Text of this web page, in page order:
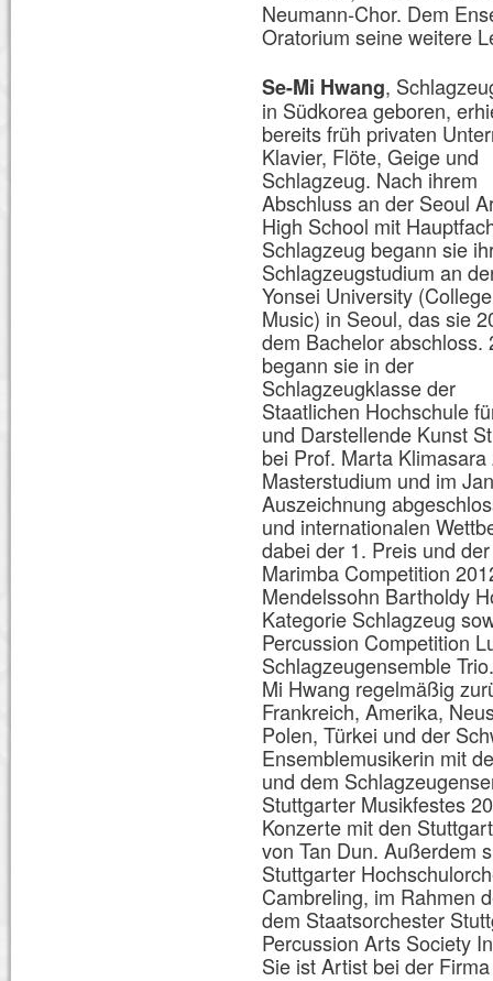
Neumann-Chor. Dem
Oratorium seine weitere
Se-Mi Hwang,
in Südkorea geboren,
bereits früh privaten
Klavier, Flöte, Geige und
Schlagzeug. Nach ihrem
Abschluss an der Seoul
High School mit
Schlagzeug begann sie
Schlagzeugstudium an
Yonsei University
Music) in Seoul, das sie
dem Bachelor abschloss.
begann sie in der
Schlagzeugklasse der
Staatlichen Hochschule
und Darstellende Kunst
bei Prof. Marta
Masterstudium und im
Auszeichnung
und internationalen
dabei der 1. Preis und
Marimba Competition
Mendelssohn Bartholdy
Kategorie Schlagzeug
Percussion Competition
Schlagzeugensemble
Mi Hwang regelmäßig
Frankreich, Amerika,
Polen, Türkei und der
Ensemblemusikerin mit
und dem
Stuttgarter Musikfestes
Konzerte mit den
von Tan Dun. Außerdem
Stuttgarter
Cambreling, im Rahmen
dem Staatsorchester
Percussion Arts Society
Sie ist Artist bei der